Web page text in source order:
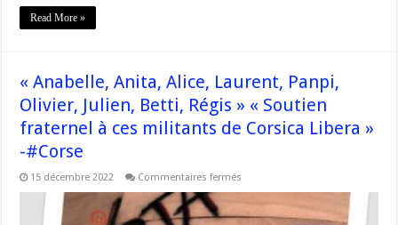
Read More »
« Anabelle, Anita, Alice, Laurent, Panpi,
Olivier, Julien, Betti, Régis » « Soutien
fraternel à ces militants de Corsica Libera »
-#Corse
15 décembre 2022 Commentaires fermés
Alice,
Laurent,